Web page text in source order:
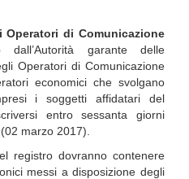
di Comunicazione
garante delle
Operatori di Comunicazione
economici che svolgano
i soggetti affidatari del
entro sessanta giorni
marzo 2017).
registro dovranno contenere
messi a disposizione degli